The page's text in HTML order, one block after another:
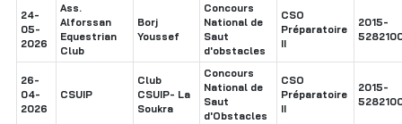
24-
05-
2026
Ass.
Alforssan
Equestrian
Club
Borj
Youssef
Concours
National de
Saut
d'obstacles
CSO
Préparatoire
II
2015-
26-
04-
2026
CSUIP
Club
CSUIP- La
Soukra
Concours
National de
Saut
d'Obstacles
CSO
Préparatoire
II
2015-